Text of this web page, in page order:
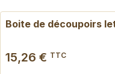
Boite de découpoirs
15,26 € TTC